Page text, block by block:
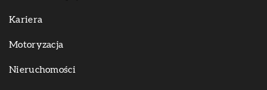
Kariera
Motoryzacja
Nieruchomości